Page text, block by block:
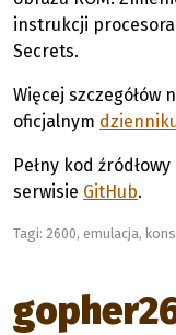
instrukcji
Secrets.
Więcej szczegółów
oficjalnym
Pełny kod
serwisie GitHub.
Tagi: 2600, emulacja,